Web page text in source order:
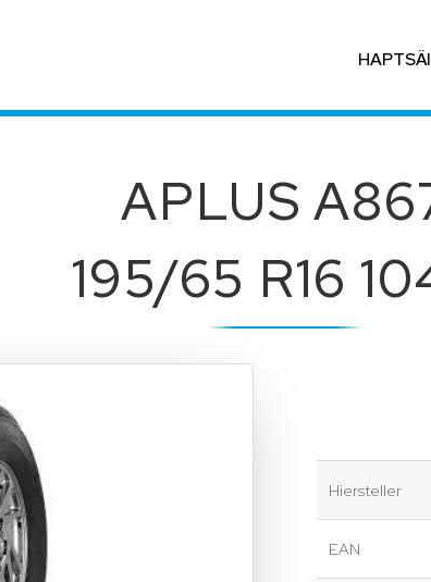
APLUS
195/65 R16
Hiersteller
EAN